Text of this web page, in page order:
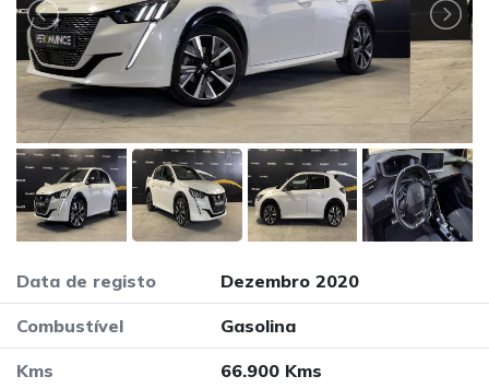
Data de registo Dezembro 2020
Combustível Gasolina
Kms 66.900 Kms